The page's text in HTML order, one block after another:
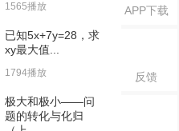
APP下载
反馈
论）
1565播放
已知5x+7y=28，求
xy最大值...
1794播放
极大和极小——问
题的转化与化归